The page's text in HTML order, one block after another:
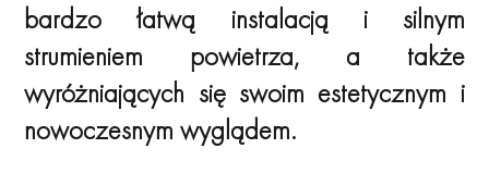
bardzo łatwą instalacją i silnym
strumieniem powietrza, a także
wyróżniających się swoim estetycznym i
nowoczesnym wyglądem.